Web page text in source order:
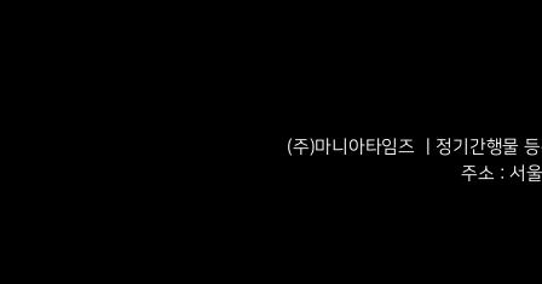
(주)마니아타임즈 ㅣ정기간행물
주소 : 서